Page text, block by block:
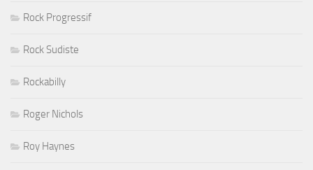
Rock Progressif
Rock Sudiste
Rockabilly
Roger Nichols
Roy Haynes